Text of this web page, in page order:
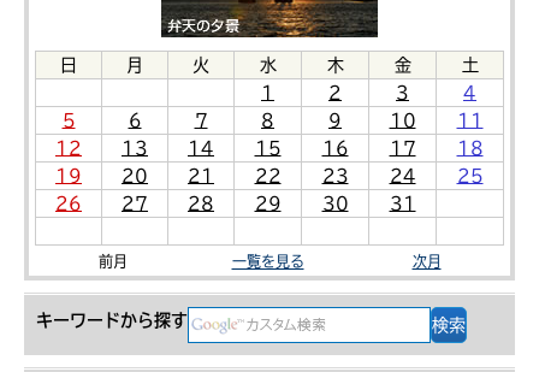
日 月 火 水 木 金
土
1
2 3
4
5
6 7 8 9 10
11
12
13 14 15 16 17
18
19
20 21 22 23 24
25
26
27 28 29 30 31
前月 一覧を見る 次月
キーワードから探す